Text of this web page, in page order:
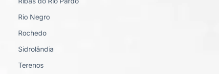
Rio Negro
Rochedo
Sidrolândia
Terenos